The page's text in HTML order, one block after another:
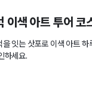
이색 아트 투어 코
잇는 삿포로 이색 아트
하세요.